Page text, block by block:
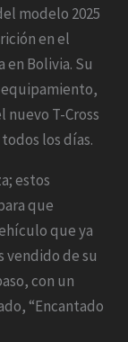
modelo 2025
en el
Bolivia. Su
nuevo T-Cross
los días.
estos
que
que ya
vendido de su
con un
“Encantado